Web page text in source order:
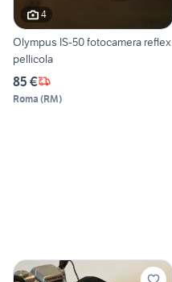
4
Olympus IS-50 fotocamera reflex
pellicola
85 €
Roma (RM)